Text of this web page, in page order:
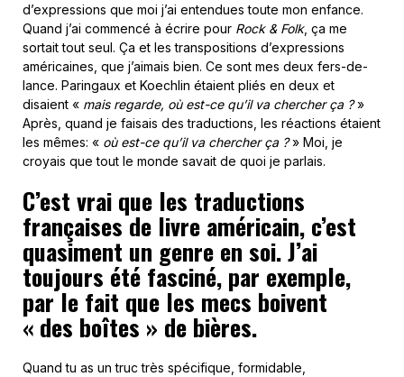
d’expressions que moi j’ai entendues toute mon enfance.
Quand j’ai commencé à écrire pour Rock & Folk, ça me
sortait tout seul. Ça et les transpositions d’expressions
américaines, que j’aimais bien. Ce sont mes deux fers-de-
lance. Paringaux et Koechlin étaient pliés en deux et
disaient « mais regarde, où est-ce qu’il va chercher ça ?»
Après, quand je faisais des traductions, les réactions étaient
les mêmes: « où est-ce qu’il va chercher ça ?» Moi, je
croyais que tout le monde savait de quoi je parlais.
C’est vrai que les traductions
françaises de livre américain, c’est
quasiment un genre en soi. J’ai
toujours été fasciné, par exemple,
par le fait que les mecs boivent
« des boîtes » de bières.
Quand tu as un truc très spécifique, formidable,